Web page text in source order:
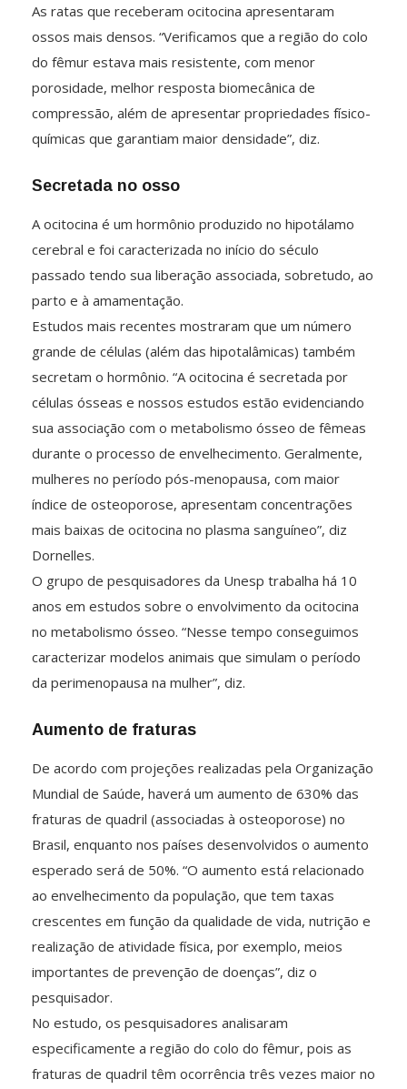
As ratas que receberam ocitocina apresentaram
ossos mais densos. “Verificamos que a região do colo
do fêmur estava mais resistente, com menor
porosidade, melhor resposta biomecânica de
compressão, além de apresentar propriedades físico-
químicas que garantiam maior densidade”, diz.
Secretada no osso
A ocitocina é um hormônio produzido no hipotálamo
cerebral e foi caracterizada no início do século
passado tendo sua liberação associada, sobretudo, ao
parto e à amamentação.
Estudos mais recentes mostraram que um número
grande de células (além das hipotalâmicas) também
secretam o hormônio. “A ocitocina é secretada por
células ósseas e nossos estudos estão evidenciando
sua associação com o metabolismo ósseo de fêmeas
durante o processo de envelhecimento. Geralmente,
mulheres no período pós-menopausa, com maior
índice de osteoporose, apresentam concentrações
mais baixas de ocitocina no plasma sanguíneo”, diz
Dornelles.
O grupo de pesquisadores da Unesp trabalha há 10
anos em estudos sobre o envolvimento da ocitocina
no metabolismo ósseo. “Nesse tempo conseguimos
caracterizar modelos animais que simulam o período
da perimenopausa na mulher”, diz.
Aumento de fraturas
De acordo com projeções realizadas pela Organização
Mundial de Saúde, haverá um aumento de 630% das
fraturas de quadril (associadas à osteoporose) no
Brasil, enquanto nos países desenvolvidos o aumento
esperado será de 50%. “O aumento está relacionado
ao envelhecimento da população, que tem taxas
crescentes em função da qualidade de vida, nutrição e
realização de atividade física, por exemplo, meios
importantes de prevenção de doenças”, diz o
pesquisador.
No estudo, os pesquisadores analisaram
especificamente a região do colo do fêmur, pois as
fraturas de quadril têm ocorrência três vezes maior no